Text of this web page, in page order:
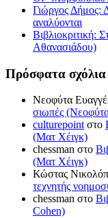
Γιώργος Δήμος:
αναλύονται
Βιβλιοκριτική:
Αθανασιάδου)
Πρόσφατα σχόλια
Νεοφύτα
σιωπές
culturepoint στο
(Ματ Χέιγκ)
chessman στο
(Ματ Χέιγκ)
Κώστας
τεχνητής
chessman στο
Cohen)